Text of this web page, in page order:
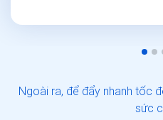
Ngoài ra, để đẩy nhanh tốc
sức